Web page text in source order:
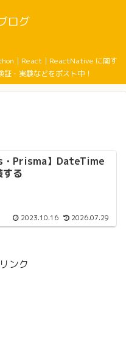
ログ
｜React｜ReactNative に関す
・実験などをポスト中！
・Prisma】DateTime
する
2023.10.16 2026.07.29
ンク